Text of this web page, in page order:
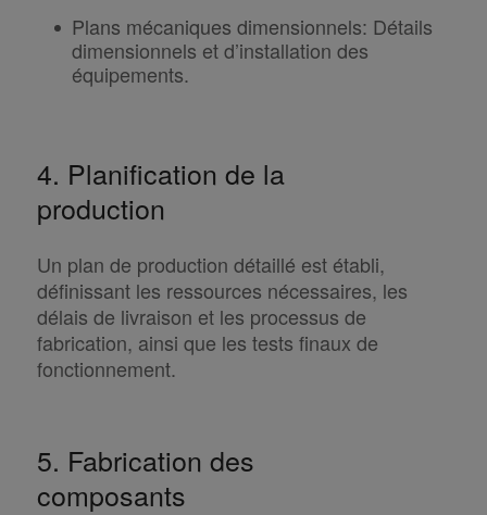
Plans mécaniques dimensionnels: Détails
dimensionnels et d’installation des
équipements.
4. Planification de la
production
Un plan de production détaillé est établi,
définissant les ressources nécessaires, les
délais de livraison et les processus de
fabrication, ainsi que les tests finaux de
fonctionnement.
5. Fabrication des
composants